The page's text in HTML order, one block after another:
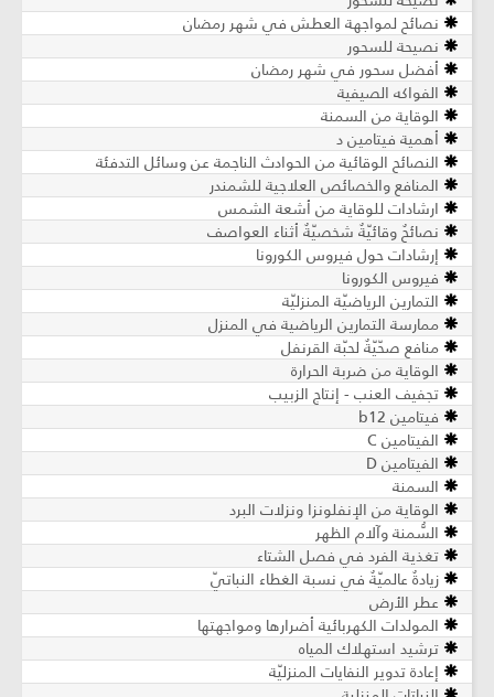
نصائح لمواجهة العطش في شهر رمضان
نصيحة للسحور
أفضل سحور في شهر رمضان
الفواكه الصيفية
الوقاية من السمنة
أهمية فيتامين د
النصائح الوقائية من الحوادث الناجمة عن وسائل التدفئة
المنافع والخصائص العلاجية للشمندر
ارشادات للوقاية من أشعة الشمس
نصائحٌ وقائيّةٌ شخصيّةٌ أثناء العواصف
إرشادات حول فيروس الكورونا
فيروس الكورونا
التمارين الرياضيّة المنزليّة
ممارسة التمارين الرياضية في المنزل
منافع صحّيّةٌ لحبّة القرنفل
الوقاية من ضربة الحرارة
تجفيف العنب - إنتاج الزبيب
فيتامين b12
الفيتامين C
الفيتامين D
السمنة
الوقاية من الإنفلونزا ونزلات البرد
السُّمنة وآلام الظهر
تغذية الفرد في فصل الشتاء
زيادةٌ عالميّةٌ في نسبة الغطاء النباتيّ
عطر الأرض
المولدات الكهربائية أضرارها ومواجهتها
ترشيد استهلاك المياه
إعادة تدوير النفايات المنزليّة